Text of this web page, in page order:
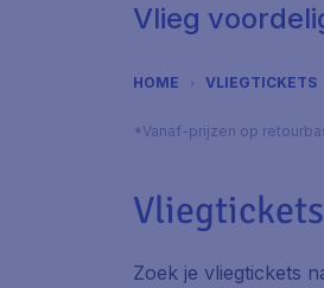
Vlieg
HOME VLIEGTICKETS
*Vanaf-prijzen op
Zoek je vliegtickets